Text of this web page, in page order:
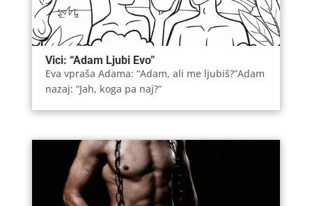
Vici: “Adam Ljubi Evo”
Eva vpraša Adama: “Adam, ali me ljubiš?”Adam
nazaj: “Jah, koga pa naj?”